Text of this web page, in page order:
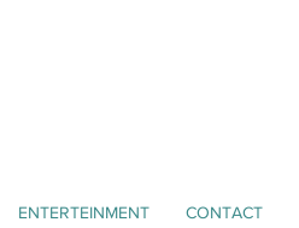
ENTERTEINMENT CONTACT